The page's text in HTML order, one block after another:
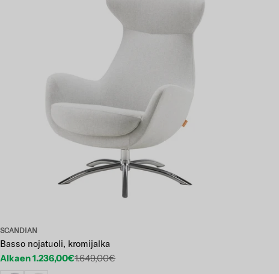
SCANDIAN
Basso nojatuoli, kromijalka
Etuhinta
Alkaen 1.236,00€
Normaalihinta 1.649,00€